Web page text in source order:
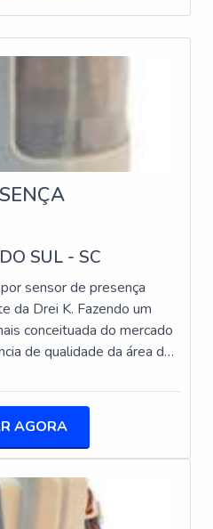
antifurto é uma
perdas e aumentar a
de varejo. A Silveira
completas, com produtos de
especializado.
e vantagens dessas
escolher a opção ideal
|Produtos de Segurança
SUL - SC
sensor de presença
da Drei K. Fazendo um
conceituada do mercado
de qualidade da área de
está a procura de
em uma empresa
vai até o site da Drei
escopo bases relés e
o que há de melhor
visão analítica sobre
sempre deve-se buscar
AGORA